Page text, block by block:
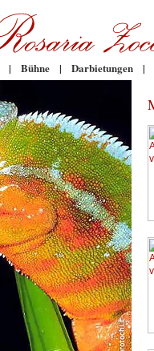
| Bühne | Darbietungen |